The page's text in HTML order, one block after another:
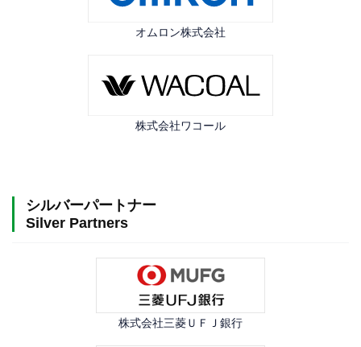
オムロン株式会社
株式会社ワコール
シルバーパートナー
Silver Partners
株式会社三菱ＵＦＪ銀行